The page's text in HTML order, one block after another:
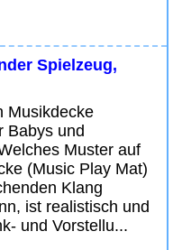
Spielzeug,
Musikdecke
Babys und
Muster auf
(Music Play Mat)
Klang
ist realistisch und
und Vorstellu...